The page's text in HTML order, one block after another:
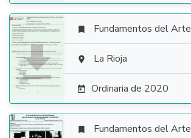

 Fundamentos del Arte
 La Rioja
 Ordinaria de 2020
 Fundamentos del Arte